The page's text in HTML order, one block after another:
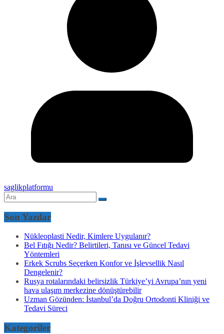
saglikplatformu
Son Yazılar
Nükleoplasti Nedir, Kimlere Uygulanır?
Bel Fıtığı Nedir? Belirtileri, Tanısı ve Güncel Tedavi
Yöntemleri
Erkek Scrubs Seçerken Konfor ve İşlevsellik Nasıl
Dengelenir?
Rusya rotalarındaki belirsizlik Türkiye’yi Avrupa’nın yeni
hava ulaşım merkezine dönüştürebilir
Uzman Gözünden: İstanbul’da Doğru Ortodonti Kliniği ve
Tedavi Süreci
Kategoriler